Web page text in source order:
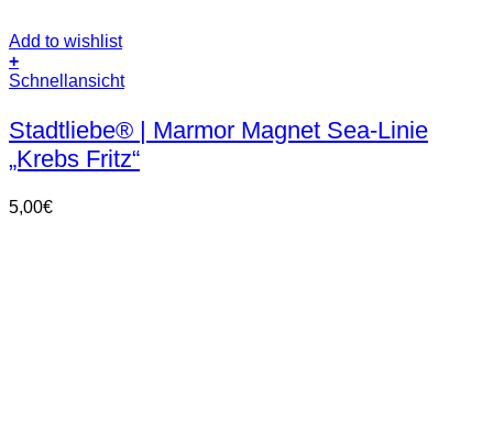
Add to wishlist
+
Schnellansicht
Stadtliebe® | Marmor Magnet Sea-Linie
„Krebs Fritz“
5,00€